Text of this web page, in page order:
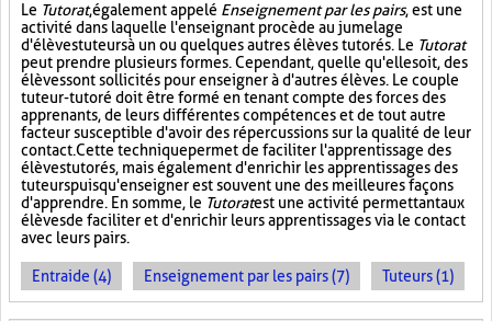
Le Tutorat, également appelé Enseignement par les pairs, est une
activité dans laquelle l'enseignant procède au jumelage
d'élèves tuteurs à un ou quelques autres élèves tutorés. Le Tutorat
peut prendre plusieurs formes. Cependant, quelle qu'elle soit, des
élèves sont sollicités pour enseigner à d'autres élèves. Le couple
tuteur-tutoré doit être formé en tenant compte des forces des
apprenants, de leurs différentes compétences et de tout autre
facteur susceptible d'avoir des répercussions sur la qualité de leur
contact. Cette technique permet de faciliter l'apprentissage des
élèves tutorés, mais également d'enrichir les apprentissages des
tuteurs puisqu'enseigner est souvent une des meilleures façons
d'apprendre. En somme, le Tutoratest une activité permettant aux
élèves de faciliter et d'enrichir leurs apprentissages via le contact
avec leurs pairs.
Entraide (4) Enseignement par les pairs (7) Tuteurs (1)